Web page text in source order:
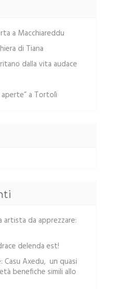
a Macchiareddu
di Tiana
dalla vita audace
aperte” a Tortolì
artista da apprezzare:
delenda est!
Casu Axedu, un quasi
benefiche simili allo